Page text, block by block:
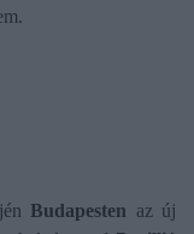
Budapesten az új